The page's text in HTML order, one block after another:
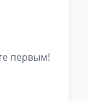
первым!